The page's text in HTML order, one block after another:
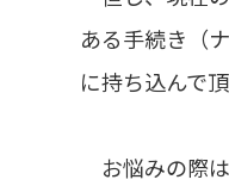
ある手続き（
に持ち込んで
お悩みの際